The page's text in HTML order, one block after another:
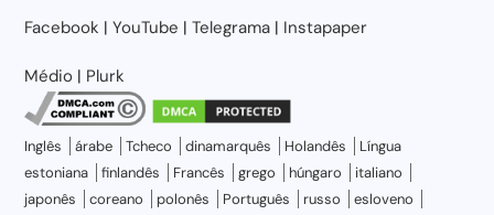
Facebook |YouTube |Telegrama | Instapaper
Médio | Plurk
Inglês árabe Tcheco dinamarquês Holandês
Língua
estoniana
finlandês Francês grego húngaro
italiano
japonês
coreano polonês Português russo
esloveno